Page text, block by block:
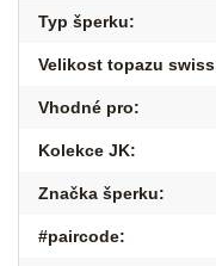
Typ šperku:
Velikost topazu swiss
Vhodné pro:
Kolekce JK:
Značka šperku:
#paircode: